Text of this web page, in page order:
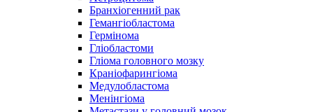
Бранхіогенний рак
Гемангіобластома
Гермінома
Гліобластоми
Гліома головного мозку
Краніофарингіома
Медулобластома
Менінгіома